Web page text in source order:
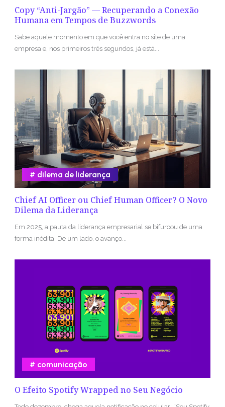
Copy “Anti-Jargão” — Recuperando a Conexão
Humana em Tempos de Buzzwords
Sabe aquele momento em que você entra no site de uma
empresa e, nos primeiros três segundos, já está...
Chief AI Officer ou Chief Human Officer? O Novo
Dilema da Liderança
dilema de liderança
Em 2025, a pauta da liderança empresarial se bifurcou de uma
forma inédita. De um lado, o avanço...
O Efeito Spotify Wrapped no Seu Negócio
comunicação